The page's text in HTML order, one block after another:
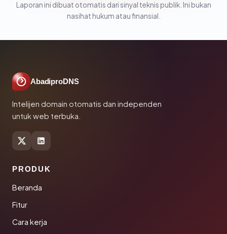
Laporan ini dibuat otomatis dari sinyal teknis publik. Ini bukan
nasihat hukum atau finansial.
AbadiproDNS
Intelijen domain otomatis dan independen
untuk web terbuka.
PRODUK
Beranda
Fitur
Cara kerja